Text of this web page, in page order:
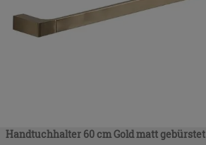
Handtuchhalter 60 cm Gold matt gebürstet